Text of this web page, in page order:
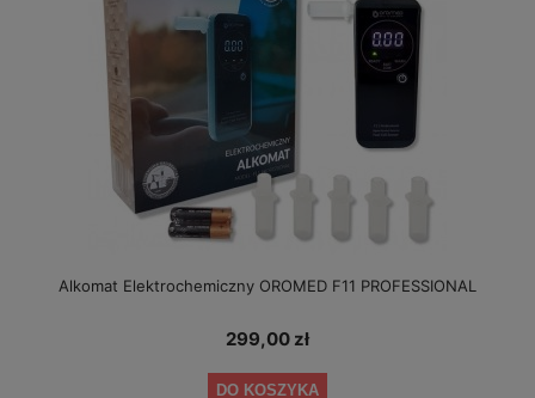
Alkomat Elektrochemiczny OROMED F11 PROFESSIONAL
299,00 zł
DO KOSZYKA